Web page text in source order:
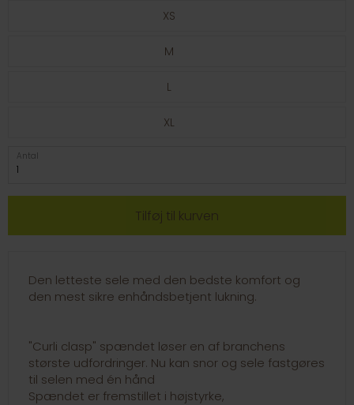
XS
M
L
XL
Antal
Den letteste sele med den bedste komfort og
den mest sikre enhåndsbetjent lukning.
"Curli clasp" spændet løser en af branchens
største udfordringer. Nu kan snor og sele fastgøres
til selen med én hånd
Spændet er fremstillet i højstyrke,